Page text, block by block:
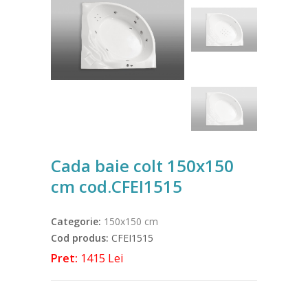
Cada baie colt 150x150
cm cod.CFEI1515
Categorie: 150x150 cm
Cod produs: CFEI1515
Pret: 1415 Lei